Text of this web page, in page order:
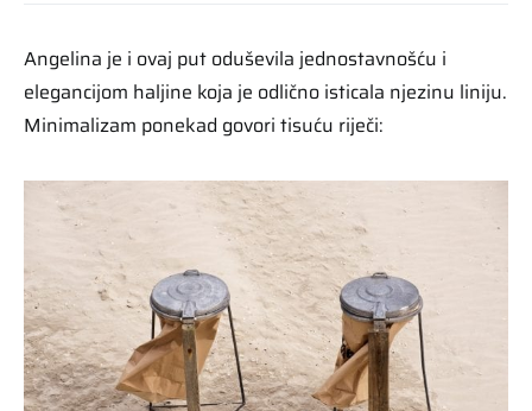
Angelina je i ovaj put oduševila jednostavnošću i
elegancijom haljine koja je odlično isticala njezinu liniju.
Minimalizam ponekad govori tisuću riječi: